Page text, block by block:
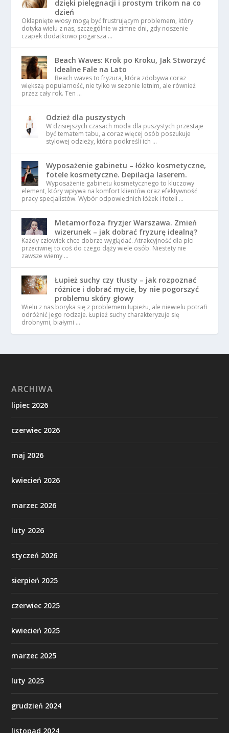
dzięki pielęgnacji i prostym trikom na co
dzień
Oklapnięte włosy mogą być frustrującym problemem, który
dotyka wielu z nas, szczególnie w zimne dni, gdy noszenie
czapek dodatkowo pogarsza …
Beach Waves: Krok po Kroku, Jak Stworzyć
Idealne Fale na Lato
Beach waves to fryzura, która zdobywa coraz
większą popularność, nie tylko w sezonie letnim, ale również
przez cały rok. Ten …
Odzież dla puszystych
W dzisiejszych czasach moda dla puszystych przestaje
być tematem tabu, a coraz więcej osób poszukuje
stylowej odzieży, która podkreśli ich …
Wyposażenie gabinetu – łóżko kosmetyczne,
fotele kosmetyczne. Depilacja laserem.
Wyposażenie gabinetu kosmetycznego to kluczowy
element, który wpływa na komfort klientów oraz efektywność
pracy specjalistów. Wybór odpowiednich łóżek i foteli …
Metamorfoza fryzjer Warszawa. Zmień
wizerunek – jak dobrać fryzurę idealną?
Każdy człowiek chce dobrze wyglądać. Atrakcyjność dla płci
przeciwnej to coś do czego dąży wiele osób. Niestety nie
zawsze wiemy …
Łupież suchy czy tłusty – jak rozpoznać
różnice i dobrać mycie, by nie pogorszyć
problemu skóry głowy
Wielu z nas boryka się z problemem łupieżu, ale niewielu potrafi
odróżnić jego rodzaje. Łupież suchy charakteryzuje się
drobnymi, białymi …
ARCHIWA
lipiec 2026
czerwiec 2026
maj 2026
kwiecień 2026
marzec 2026
luty 2026
styczeń 2026
sierpień 2025
czerwiec 2025
kwiecień 2025
marzec 2025
luty 2025
grudzień 2024
listopad 2024